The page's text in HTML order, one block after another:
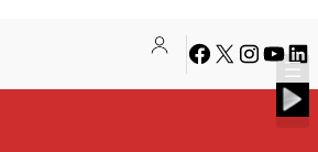
Facebook
X Instagram